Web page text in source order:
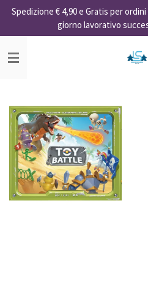
Vai
contenuto
principale
Spedizione € 4,90 e Gratis per
giorno lavorativo